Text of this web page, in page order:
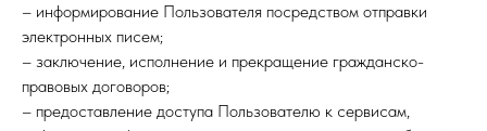
– информирование Пользователя посредством отправки
электронных писем;
– заключение, исполнение и прекращение гражданско-
правовых договоров;
– предоставление доступа Пользователю к сервисам,